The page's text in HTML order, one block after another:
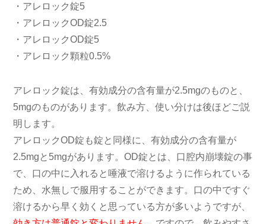
・アレロック錠5
・アレロックOD錠2.5
・アレロックOD錠5
・アレロック顆粒0.5%
アレロック錠は、有効成分の含有量が2.5mgのものと、
5mgのものがあります。飲み方、使い分けは後ほどご説
明します。
アレロックOD錠も錠と同様に、有効成分の含有量が
2.5mgと5mgがあります。OD錠とは、口腔内崩壊錠の事
で、口の中に入れると唾液で溶けるように作られている
ため、水無しで服用することができます。口の中ですぐ
溶けるから早く効くと思っている方が多いようですが、